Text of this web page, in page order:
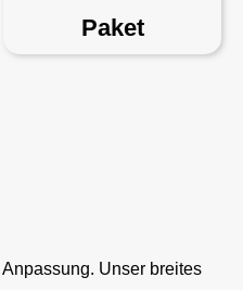
Paket
Unser breites